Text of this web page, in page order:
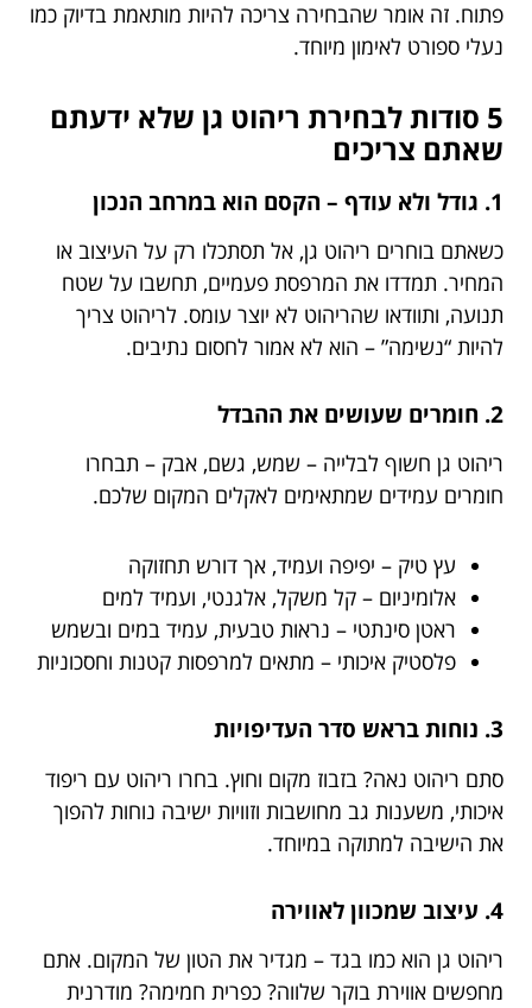
פתוח. זה אומר שהבחירה צריכה להיות מותאמת בדיוק כמו
נעלי ספורט לאימון מיוחד.
5 סודות לבחירת ריהוט גן שלא ידעתם
שאתם צריכים
1. גודל ולא עודף – הקסם הוא במרחב הנכון
כשאתם בוחרים ריהוט גן, אל תסתכלו רק על העיצוב או
המחיר. תמדדו את המרפסת פעמיים, תחשבו על שטח
תנועה, ותוודאו שהריהוט לא יוצר עומס. לריהוט צריך
להיות “נשימה” – הוא לא אמור לחסום נתיבים.
2. חומרים שעושים את ההבדל
ריהוט גן חשוף לבלייה – שמש, גשם, אבק – תבחרו
חומרים עמידים שמתאימים לאקלים המקום שלכם.
עץ טיק – יפיפה ועמיד, אך דורש תחזוקה
אלומיניום – קל משקל, אלגנטי, ועמיד למים
ראטן סינתטי – נראות טבעית, עמיד במים ובשמש
פלסטיק איכותי – מתאים למרפסות קטנות וחסכוניות
3. נוחות בראש סדר העדיפויות
סתם ריהוט נאה? בזבוז מקום וחוץ. בחרו ריהוט עם ריפוד
איכותי, משענות גב מחושבות וזוויות ישיבה נוחות להפוך
את הישיבה למתוקה במיוחד.
4. עיצוב שמכוון לאווירה
ריהוט גן הוא כמו בגד – מגדיר את הטון של המקום. אתם
מחפשים אווירת בוקר שלווה? כפרית חמימה? מודרנית